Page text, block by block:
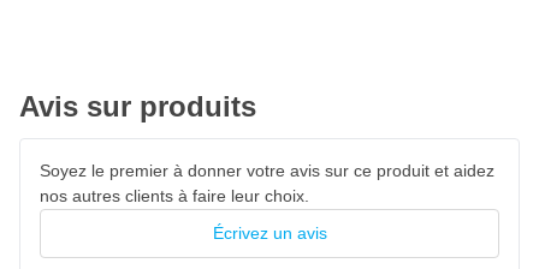
Avis sur produits
Soyez le premier à donner votre avis sur ce produit et aidez
nos autres clients à faire leur choix.
Écrivez un avis